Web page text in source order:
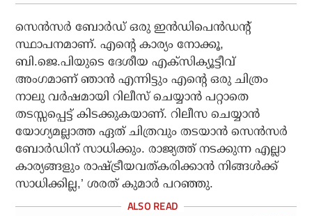
സെന്‍സര്‍ ബോര്‍ഡ് ഒരു ഇന്‍ഡിപെന്‍ഡന്റ്
സ്ഥാപനമാണ്. എന്റെ കാര്യം നോക്കൂ,
ബി.ജെ.പിയുടെ ദേശീയ എക്‌സിക്യൂട്ടീവ്
അംഗമാണ് ഞാന്‍ എന്നിട്ടും എന്റെ ഒരു ചിത്രം
നാലു വര്‍ഷമായി റിലീസ് ചെയ്യാന്‍ പറ്റാതെ
തടസ്സപ്പെട്ട് കിടക്കുകയാണ്. റിലീസ ചെയ്യാന്‍
യോഗ്യമല്ലാത്ത ഏത് ചിത്രവും തടയാന്‍ സെന്‍സര്‍
ബോര്‍ഡിന് സാധിക്കും. രാജ്യത്ത് നടക്കുന്ന എല്ലാ
കാര്യങ്ങളും രാഷ്ട്രീയവത്കരിക്കാന്‍ നിങ്ങള്‍ക്ക്
സാധിക്കില്ല,’ ശരത് കുമാര്‍ പറഞ്ഞു.